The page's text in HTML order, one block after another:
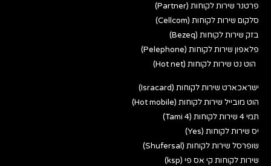
פרטנר שירות לקוחות (Partner)
סלקום שירות לקוחות (Cellcom)
בזק שירות לקוחות (Bezeq)
פלאפון שירות לקוחות (Pelephone)
הוט נט שירות לקוחות (Hot net)
ישראכארט שירות לקוחות (Isracard)
הוט מובייל שירות לקוחות (Hot mobile)
תמי 4 שירות לקוחות (Tami 4)
יס שירות לקוחות (Yes)
שופרסל שירות לקוחות (Shufersal)
שירות לקוחות קי אס פי (ksp)